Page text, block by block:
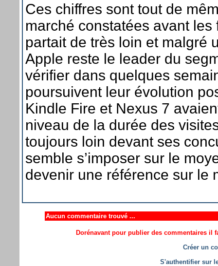
Ces chiffres sont tout de
marché constatées avant
partait de très loin et malgré
Apple reste le leader du
vérifier dans quelques
poursuivent leur évolution
Kindle Fire et Nexus 7
niveau de la durée des
toujours loin devant ses
semble s’imposer sur le
devenir une référence sur le
Aucun commentaire trouvé ...
Dorénavant pour publier des commentaires il
Créer un
S'authentifier sur